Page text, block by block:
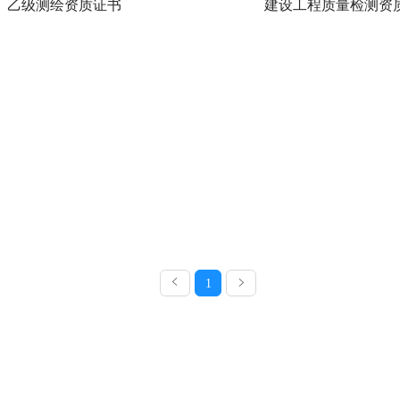
乙级测绘资质证书 建设工程质量检测资
1